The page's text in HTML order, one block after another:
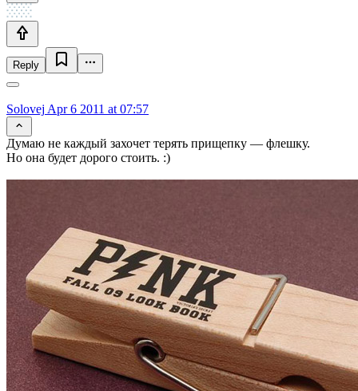
Reply
Solovej Apr 6 2011 at 07:57
Думаю не каждый захочет терять прищепку — флешку.
Но она будет дорого стоить. :)